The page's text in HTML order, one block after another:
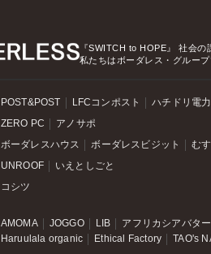
『SWITCH to HOPE』
社会の
私たちはボーダレス・グルー
POST&POST LFCコンポスト ハチドリ電力
ZERO PC アノサポ
ボーダレスハウス ボーダレスビジット む
UNROOF いえとしごと
コシツ
AMOMA JOGGO LIB
アフリカシアバター
Haruulala organic
Ethical Factory TAO's